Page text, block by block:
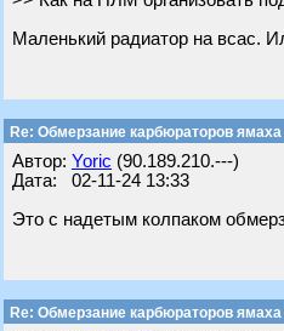
Маленький радиатор на всас.
Re: Обмерзание карбюраторов ямаха
Автор: Yoric (90.189.210.---)
Дата: 02-11-24 13:33
Это с надетым колпаком
Re: Обмерзание карбюраторов ямаха